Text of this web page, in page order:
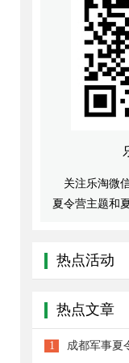
关注乐淘微
夏令营主题和
热点活动
热点文章
1